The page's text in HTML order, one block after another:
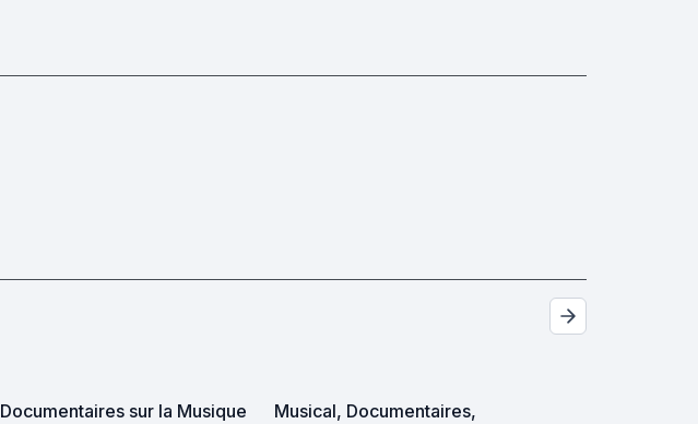
Documentaires sur la Musique
Musical, Documentaires,